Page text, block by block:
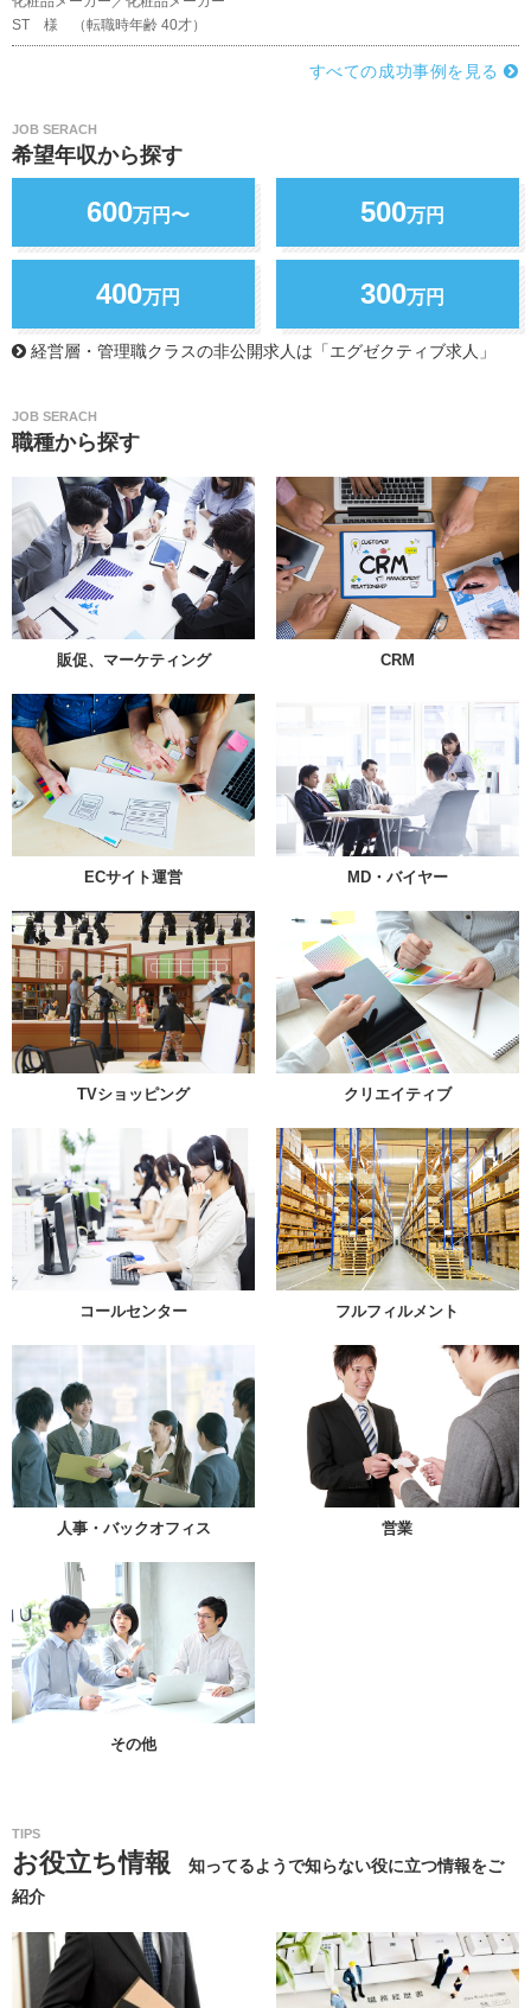
ST 様 （転職時年齢 40才）
すべての成功事例を見る
JOB SERACH
希望年収から探す
600万円〜 500万円
400万円 300万円
経営層・管理職クラスの非公開求人は「エグゼクティブ求人」
JOB SERACH
職種から探す
販促、マーケティング CRM
ECサイト運営 MD・バイヤー
TVショッピング クリエイティブ
コールセンター フルフィルメント
人事・バックオフィス 営業
その他
TIPS
お役立ち情報
知ってるようで知らない役に立つ情報をご
紹介